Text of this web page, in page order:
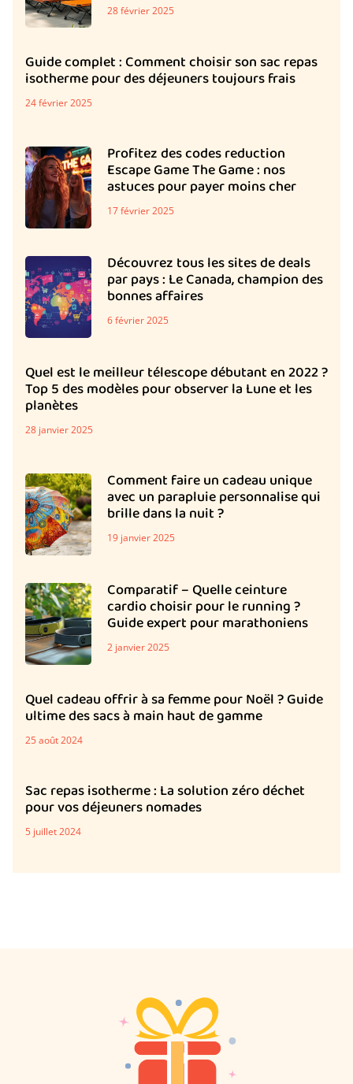
28 février 2025
Guide complet : Comment choisir son sac repas
isotherme pour des déjeuners toujours frais
24 février 2025
Profitez des codes reduction
Escape Game The Game : nos
astuces pour payer moins cher
17 février 2025
Découvrez tous les sites de deals
par pays : Le Canada, champion des
bonnes affaires
6 février 2025
Quel est le meilleur télescope débutant en 2022 ?
Top 5 des modèles pour observer la Lune et les
planètes
28 janvier 2025
Comment faire un cadeau unique
avec un parapluie personnalise qui
brille dans la nuit ?
19 janvier 2025
Comparatif – Quelle ceinture
cardio choisir pour le running ?
Guide expert pour marathoniens
2 janvier 2025
Quel cadeau offrir à sa femme pour Noël ? Guide
ultime des sacs à main haut de gamme
25 août 2024
Sac repas isotherme : La solution zéro déchet
pour vos déjeuners nomades
5 juillet 2024